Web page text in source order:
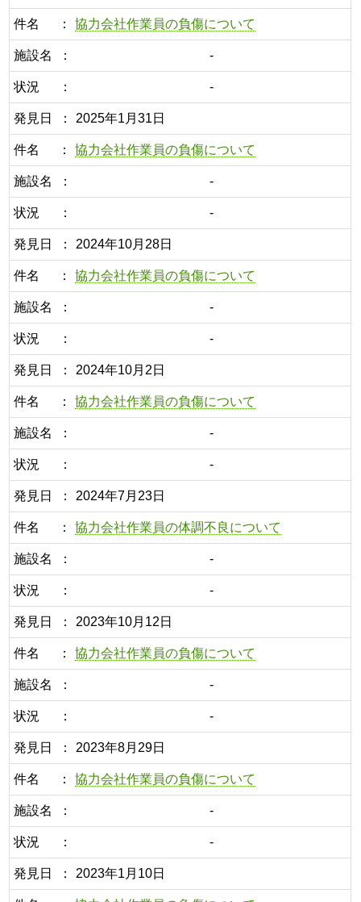
件名 協力会社作業員の負傷について
施設名 -
状況 -
発見日 2025年1月31日
件名 協力会社作業員の負傷について
施設名 -
状況 -
発見日 2024年10月28日
件名 協力会社作業員の負傷について
施設名 -
状況 -
発見日 2024年10月2日
件名 協力会社作業員の負傷について
施設名 -
状況 -
発見日 2024年7月23日
件名 協力会社作業員の体調不良について
施設名 -
状況 -
発見日 2023年10月12日
件名 協力会社作業員の負傷について
施設名 -
状況 -
発見日 2023年8月29日
件名 協力会社作業員の負傷について
施設名 -
状況 -
発見日 2023年1月10日